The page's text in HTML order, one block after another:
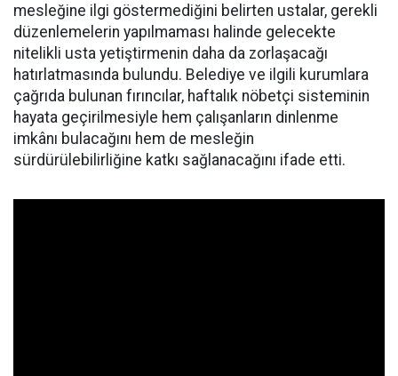
mesleğine ilgi göstermediğini belirten ustalar, gerekli
düzenlemelerin yapılmaması halinde gelecekte
nitelikli usta yetiştirmenin daha da zorlaşacağı
hatırlatmasında bulundu. Belediye ve ilgili kurumlara
çağrıda bulunan fırıncılar, haftalık nöbetçi sisteminin
hayata geçirilmesiyle hem çalışanların dinlenme
imkânı bulacağını hem de mesleğin
sürdürülebilirliğine katkı sağlanacağını ifade etti.